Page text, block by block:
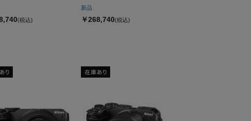
(税込)
新品
￥268,740(税込)